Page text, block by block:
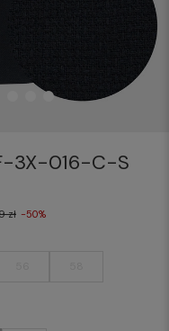
3X-016-C-S
zł -50%